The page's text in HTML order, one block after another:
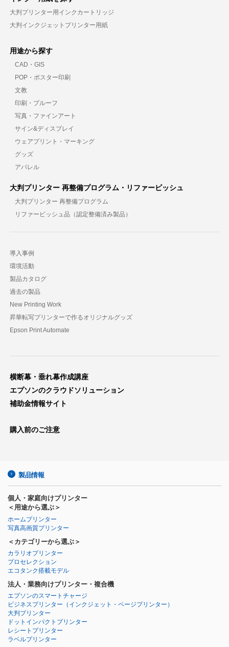
大判プリンター用インクカートリッジ
大判インクジェットプリンター用紙
用途から探す
CAD・GIS
POP・ポスター印刷
文教
印刷・プルーフ
写真・ファインアート
サイン&ディスプレイ
ウェアプリント・マーキング
グッズ
アパレル
大判プリンター 再整備プログラム・リファービッシュ
大判プリンター 再整備プログラム
リファービッシュ品（認定整備済み製品）
導入事例
環境活動
製品カタログ
過去の製品
New Printing Work
昇華転写プリンターで作るオリジナルグッズ
Epson Print Automate
横断幕・垂れ幕作成講座
エプソンのクラウドソリューション
補助金情報サイト
購入前のご注意
製品情報
個人・家庭向けプリンター
＜用途から選ぶ＞
ホームプリンター
写真高画質プリンター
＜カテゴリーから選ぶ＞
カラリオプリンター
プロセレクション
エコタンク搭載モデル
法人・業務向けプリンター・複合機
エプソンのスマートチャージ
ビジネスプリンター （インクジェット・ページプリンター）
大判プリンター
ドットインパクトプリンター
レシートプリンター
ラベルプリンター